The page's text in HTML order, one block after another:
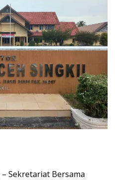
– Sekretariat Bersama